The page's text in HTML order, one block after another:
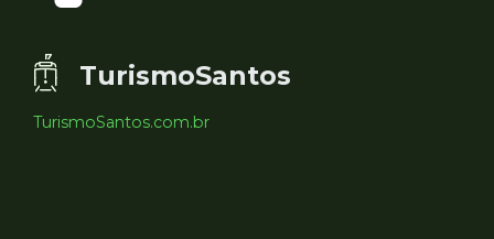
TurismoSantos
TurismoSantos.com.br